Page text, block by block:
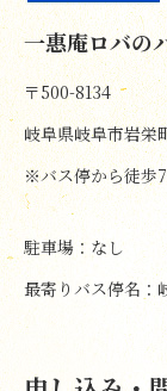
一惠庵ロバの
〒500-8134
岐阜県岐阜市岩栄
※バス停から徒歩
駐車場：なし
最寄りバス停名：